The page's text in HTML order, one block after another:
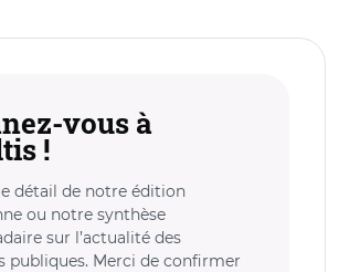
vous à
!
détail de notre édition
ou notre synthèse
sur l’actualité des
publiques. Merci de confirmer